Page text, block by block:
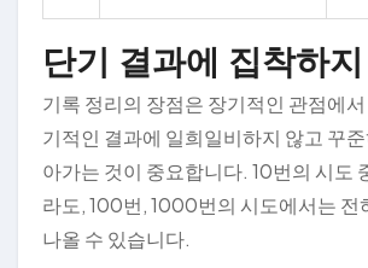
단기 결과에 집착하
기록 정리의 장점은 장기적인 관점에
기적인 결과에 일희일비하지 않고 꾸
아가는 것이 중요합니다. 10번의 시도
라도, 100번, 1000번의 시도에서는 전
나올 수 있습니다.